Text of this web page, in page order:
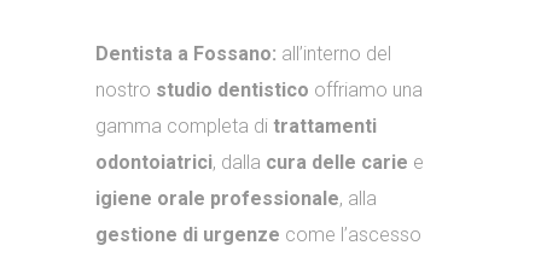
Dentista a Fossano: all’interno del
nostro studio dentistico offriamo una
gamma completa di trattamenti
odontoiatrici, dalla cura delle carie e
igiene orale professionale, alla
gestione di urgenze come l’ascesso